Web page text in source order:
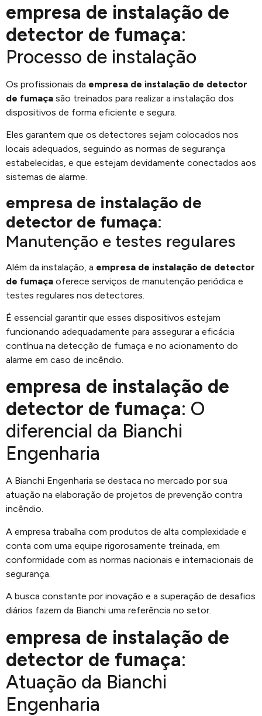
empresa de instalação de
detector de fumaça:
Processo de instalação
Os profissionais da empresa de instalação de detector
de fumaça são treinados para realizar a instalação dos
dispositivos de forma eficiente e segura.
Eles garantem que os detectores sejam colocados nos
locais adequados, seguindo as normas de segurança
estabelecidas, e que estejam devidamente conectados aos
sistemas de alarme.
empresa de instalação de
detector de fumaça:
Manutenção e testes regulares
Além da instalação, a empresa de instalação de detector
de fumaça oferece serviços de manutenção periódica e
testes regulares nos detectores.
É essencial garantir que esses dispositivos estejam
funcionando adequadamente para assegurar a eficácia
contínua na detecção de fumaça e no acionamento do
alarme em caso de incêndio.
empresa de instalação de
detector de fumaça: O
diferencial da Bianchi
Engenharia
A Bianchi Engenharia se destaca no mercado por sua
atuação na elaboração de projetos de prevenção contra
incêndio.
A empresa trabalha com produtos de alta complexidade e
conta com uma equipe rigorosamente treinada, em
conformidade com as normas nacionais e internacionais de
segurança.
A busca constante por inovação e a superação de desafios
diários fazem da Bianchi uma referência no setor.
empresa de instalação de
detector de fumaça:
Atuação da Bianchi
Engenharia